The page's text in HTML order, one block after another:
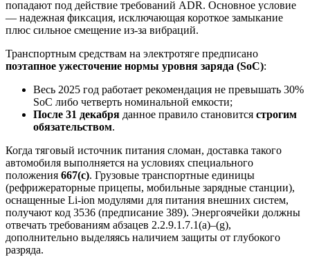
попадают под действие требований ADR. Основное условие
— надежная фиксация, исключающая короткое замыкание
плюс сильное смещение из-за вибраций.
Транспортным средствам на электротяге предписано
поэтапное ужесточение нормы уровня заряда (SoC):
Весь 2025 год работает рекомендация не превышать 30%
SoC либо четверть номинальной емкости;
После 31 декабря данное правило становится строгим
обязательством.
Когда тяговый источник питания сломан, доставка такого
автомобиля выполняется на условиях специального
положения 667(c). Грузовые транспортные единицы
(рефрижераторные прицепы, мобильные зарядные станции),
оснащенные Li-ion модулями для питания внешних систем,
получают код 3536 (предписание 389). Энергоячейки должны
отвечать требованиям абзацев 2.2.9.1.7.1(a)–(g),
дополнительно выделяясь наличием защиты от глубокого
разряда.